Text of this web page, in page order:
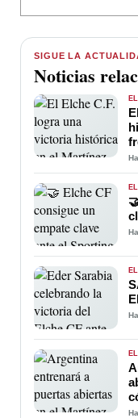
SIGUE LA
Noticias